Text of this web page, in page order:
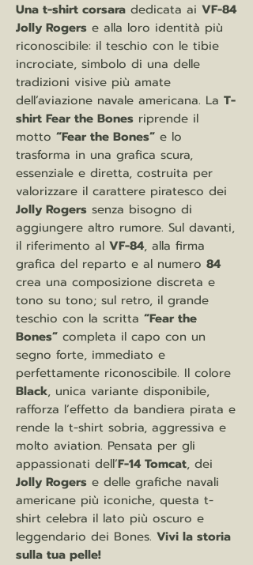
Una t-shirt corsara dedicata ai VF-84
Jolly Rogers e alla loro identità più
riconoscibile: il teschio con le tibie
incrociate, simbolo di una delle
tradizioni visive più amate
dell’aviazione navale americana. La T-
shirt Fear the Bones riprende il
motto “Fear the Bones” e lo
trasforma in una grafica scura,
essenziale e diretta, costruita per
valorizzare il carattere piratesco dei
Jolly Rogers senza bisogno di
aggiungere altro rumore. Sul davanti,
il riferimento al VF-84, alla firma
grafica del reparto e al numero 84
crea una composizione discreta e
tono su tono; sul retro, il grande
teschio con la scritta “Fear the
Bones” completa il capo con un
segno forte, immediato e
perfettamente riconoscibile. Il colore
Black, unica variante disponibile,
rafforza l’effetto da bandiera pirata e
rende la t-shirt sobria, aggressiva e
molto aviation. Pensata per gli
appassionati dell’F-14 Tomcat, dei
Jolly Rogers e delle grafiche navali
americane più iconiche, questa t-
shirt celebra il lato più oscuro e
leggendario dei Bones. Vivi la storia
sulla tua pelle!